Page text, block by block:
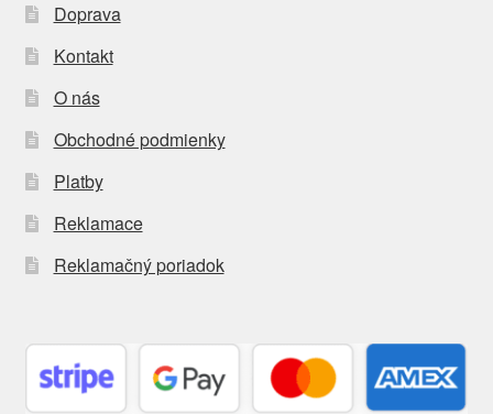
Doprava
Kontakt
O nás
Obchodné podmienky
Platby
Reklamace
Reklamačný poriadok